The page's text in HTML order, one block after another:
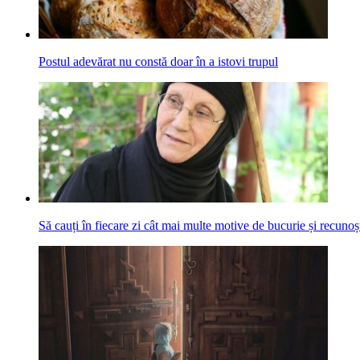
Postul adevărat nu constă doar în a istovi trupul
Să cauți în fiecare zi cât mai multe motive de bucurie și